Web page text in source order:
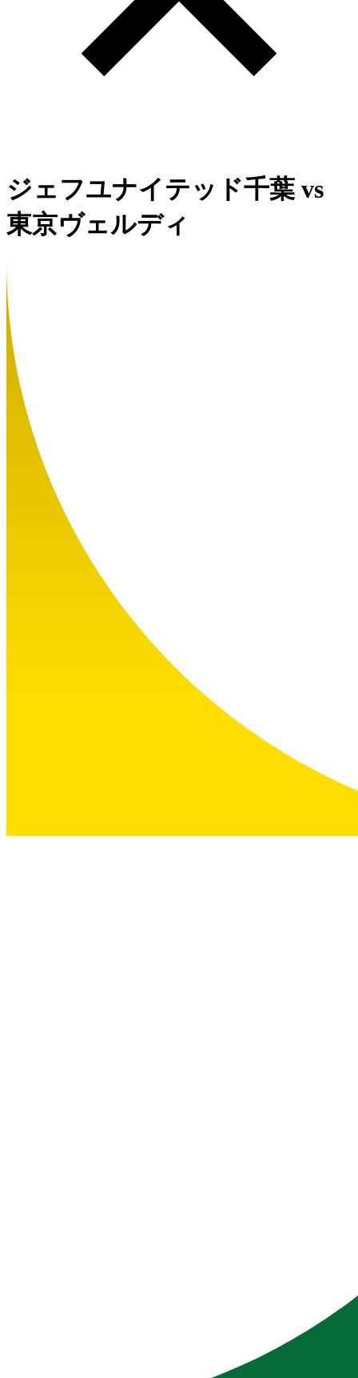
ジェフユナイテッド千葉 vs
東京ヴェルディ